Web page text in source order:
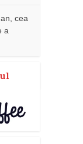
cea
a